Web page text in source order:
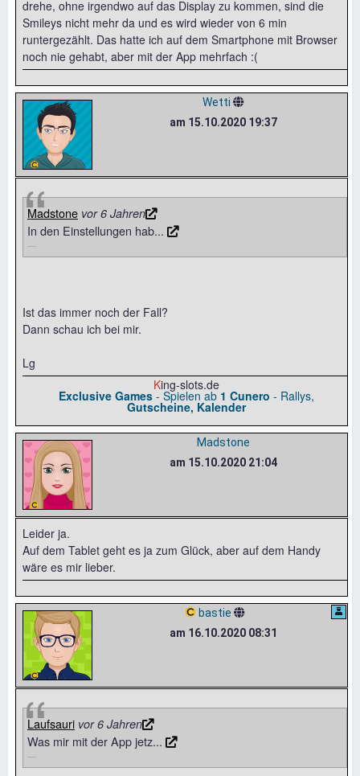
drehe, ohne irgendwo auf das Display zu kommen, sind die
Smileys nicht mehr da und es wird wieder von 6 min
runtergezählt. Das hatte ich auf dem Smartphone mit Browser
noch nie gehabt, aber mit der App mehrfach :(
Wetti
am 15.10.2020 19:37
Madstone vor 6 Jahren
In den Einstellungen hab...
Ist das immer noch der Fall?
Dann schau ich bei mir.
Lg
King-slots.de
Exclusive Games- Spielen ab 1 Cunero - Rallys,
Gutscheine, Kalender
Madstone
am 15.10.2020 21:04
Leider ja.
Auf dem Tablet geht es ja zum Glück, aber auf dem Handy
wäre es mir lieber.
bastie
am 16.10.2020 08:31
Laufsauri vor 6 Jahren
Was mir mit der App jetz...